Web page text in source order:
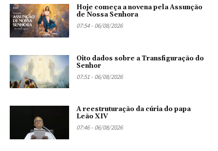
Hoje começa a novena pela Assunção
de Nossa Senhora
07:54 - 06/08/2026
Oito dados sobre a Transfiguração do
Senhor
07:51 - 06/08/2026
A reestruturação da cúria do papa
Leão XIV
07:46 - 06/08/2026